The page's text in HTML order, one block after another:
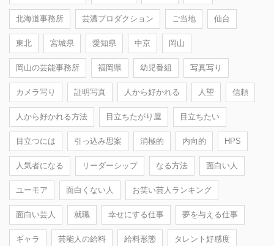
北海道事務所 芸濃プロダクション ご当地 仙台
東北 宮城県 愛知県 中京 岡山
岡山の芸能事務所 福岡県 幼児番組 写真写り
カメラ写り 証明写真 人から好かれる 人望 信頼
人から好かれる方法 目立ちたがり屋 目立ちたい
目立つには 引っ込み思案 消極的 内向的 HPS
人気者になる リーダーシップ なる方法 面白い人
ユーモア 面白くない人 お笑い芸人ランキング
面白い芸人 就職 幸せにする仕事 夢を与える仕事
ギャラ 芸能人の給料 給料形態 タレント好感度